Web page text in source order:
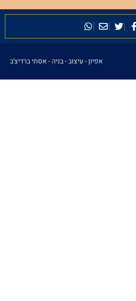
אפיון - עיצוב - בניה -אסתי ברדיצ׳ב